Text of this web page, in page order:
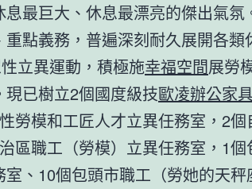
最巨大、休息最漂亮的傑出氣氛
點義務，普遍深刻耐久展開各類
立異運動，積極施幸福空間展勞
已樹立2個國度級技歐凌辦公家具
勞模和工匠人才立異任務室，2
區職工（勞模）立異任務室，1個
室、10個包頭市職工（勞她的天